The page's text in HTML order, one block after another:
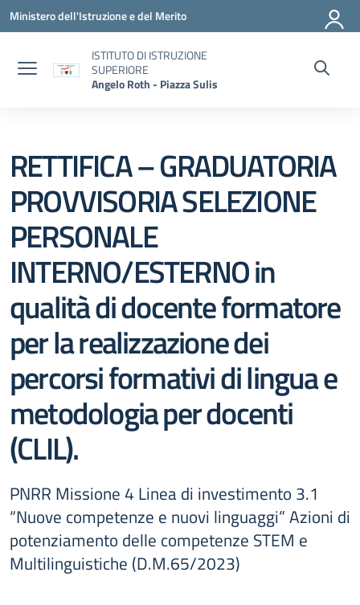
Vai ai contenuti
Vai al menu di navigazione
Vai al footer
Ministero dell'Istruzione e del Merito
ISTITUTO DI ISTRUZIONE
SUPERIORE
Angelo Roth - Piazza Sulis
RETTIFICA – GRADUATORIA
PROVVISORIA SELEZIONE
PERSONALE
INTERNO/ESTERNO in
qualità di docente formatore
per la realizzazione dei
percorsi formativi di lingua e
metodologia per docenti
(CLIL).
PNRR Missione 4 Linea di investimento 3.1
“Nuove competenze e nuovi linguaggi” Azioni di
potenziamento delle competenze STEM e
Multilinguistiche (D.M.65/2023)